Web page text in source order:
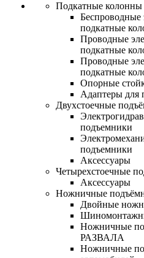
Подкатные колонны
Беспроводные
подкатные
Проводные
подкатные
Проводные
подкатные
Опорные
Адаптеры для
Двухстоечные
подъемники
подъемники
Аксессуары
Четырехстоечные
Аксессуары
Ножничные
Двойные
Ножничные
РАЗВАЛА
Ножничные